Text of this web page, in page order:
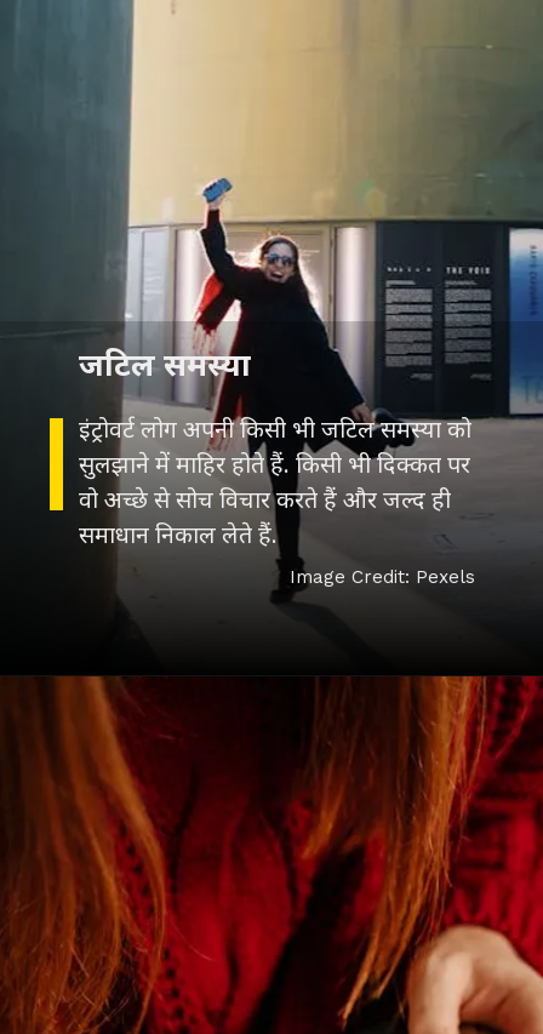
इंट्रोवर्ट लोग अपनी किसी भी जटिल समस्या को
सुलझाने में माहिर होते हैं. किसी भी दिक्कत पर
वो अच्छे से सोच विचार करते हैं और जल्द ही
समाधान निकाल लेते हैं.
जटिल समस्या
Image Credit: Pexels